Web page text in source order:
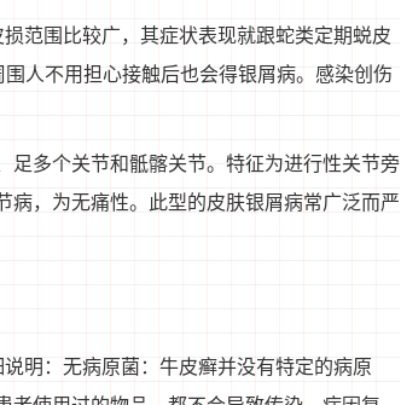
范围比较广，其症状表现就跟蛇类定期蜕皮
人不用担心接触后也会得银屑病。感染创伤
多个关节和骶髂关节。特征为进行性关节旁
病，为无痛性。此型的皮肤银屑病常广泛而严
明：无病原菌：牛皮癣并没有特定的病原